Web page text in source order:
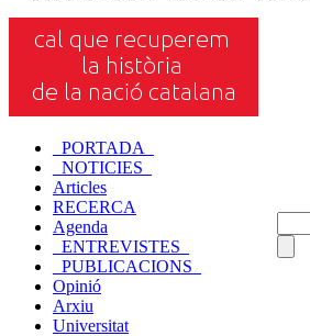
_PORTADA_
_NOTICIES_
Articles
RECERCA
Agenda
_ENTREVISTES_
_PUBLICACIONS_
Opinió
Arxiu
Universitat